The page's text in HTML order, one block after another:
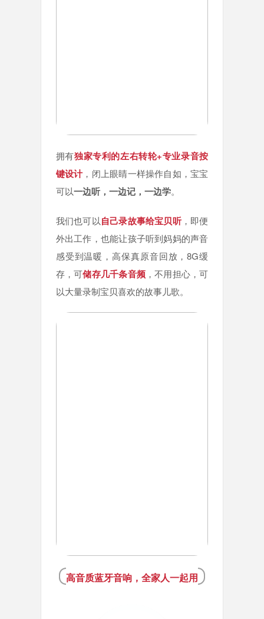
拥有独家专利的左右转轮+专业录音按
键设计，闭上眼睛一样操作自如，宝宝
可以一边听，一边记，一边学。
我们也可以自己录故事给宝贝听，即便
外出工作，也能让孩子听到妈妈的声音
感受到温暖，高保真原音回放，8G缓
存，可储存几千条音频，不用担心，可
以大量录制宝贝喜欢的故事儿歌。
高音质蓝牙音响，全家人一起用